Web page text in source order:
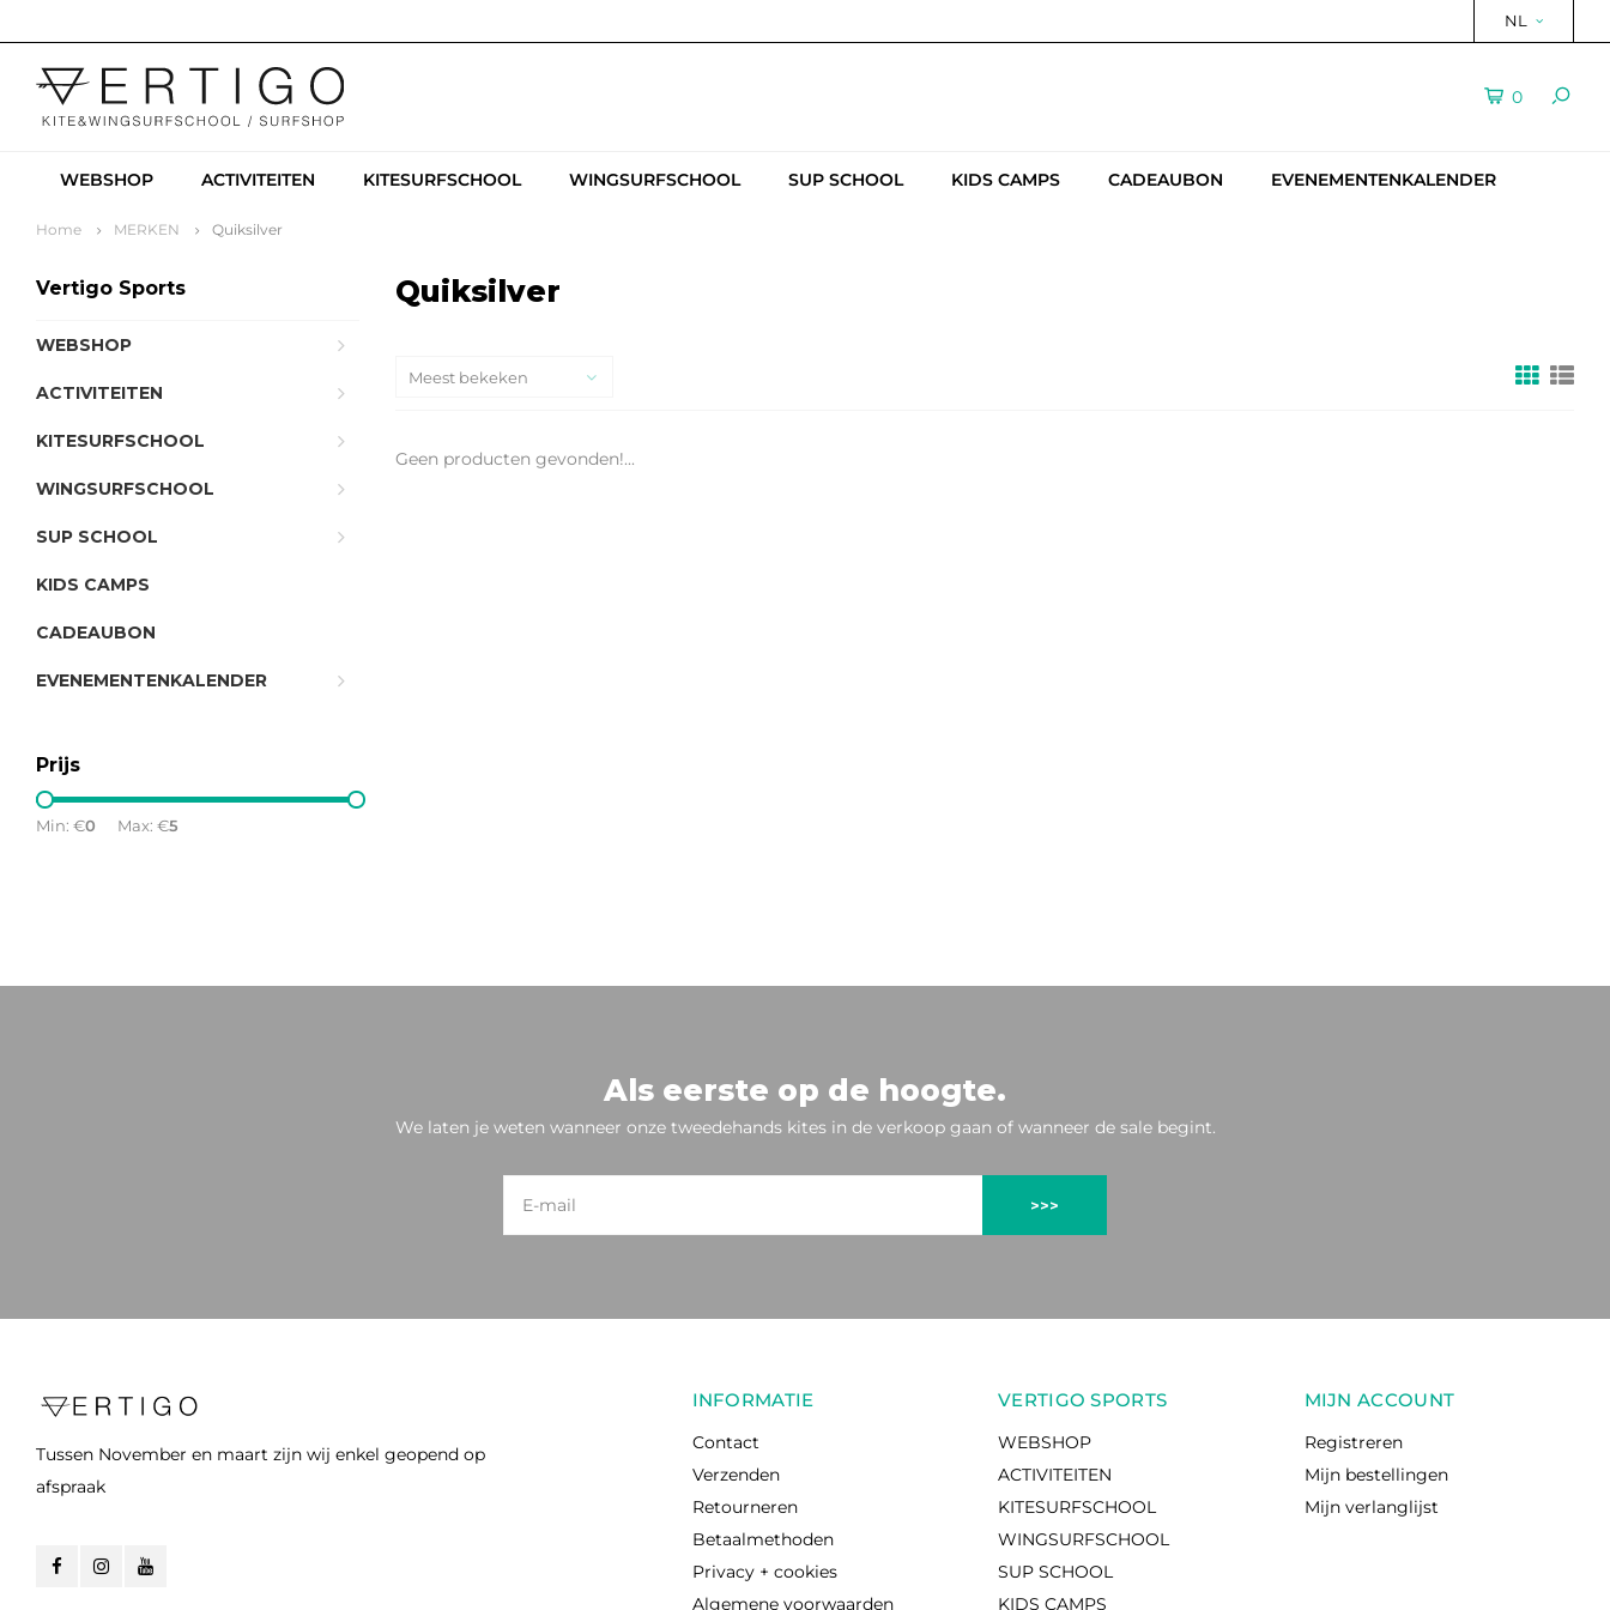
NL
0
WEBSHOP ACTIVITEITEN KITESURFSCHOOL WINGSURFSCHOOL SUP SCHOOL KIDS CAMPS CADEAUBON EVENEMENTENKALENDER
Home MERKEN Quiksilver
Vertigo Sports
WEBSHOP
ACTIVITEITEN
KITESURFSCHOOL
WINGSURFSCHOOL
SUP SCHOOL
KIDS CAMPS
CADEAUBON
EVENEMENTENKALENDER
Prijs
Min: €0 Max: €5
Quiksilver
Meest bekeken
Geen producten gevonden!...
Als eerste op de hoogte.
We laten je weten wanneer onze tweedehands kites in de verkoop gaan of wanneer de sale begint.
>>>
Tussen November en maart zijn wij enkel geopend op
afspraak
INFORMATIE
Contact
Verzenden
Retourneren
Betaalmethoden
Privacy + cookies
Algemene voorwaarden
VERTIGO SPORTS
WEBSHOP
ACTIVITEITEN
KITESURFSCHOOL
WINGSURFSCHOOL
SUP SCHOOL
KIDS CAMPS
MIJN ACCOUNT
Registreren
Mijn bestellingen
Mijn verlanglijst